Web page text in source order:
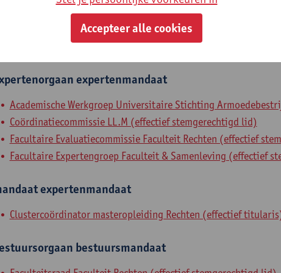
gewoon hoogleraar
Interne mandaten
expertenmandaat
Academische Werkgroep Universitaire Stichting
Coördinatiecommissie LL.M (effectief stemgerechtigd lid)
Facultaire Evaluatiecommissie Faculteit Rechten (effectief
Facultaire Expertengroep Faculteit & Samenleving (effectief
expertenmandaat
Clustercoördinator masteropleiding Rechten (effectief
bestuursmandaat
Accepteer alle cookies